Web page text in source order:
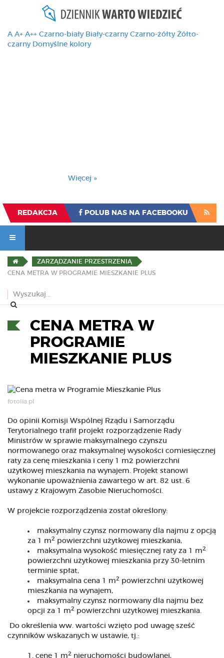
A A+ A++ Czarno-biały Biały-czarny Czarno-żółty Żółto-
czarny Domyślne kolory
Więcej »
REDAKCJA POLUB NAS NA FACEBOOKU
ZARZĄDZANIE PRZESTRZENIĄ
CENA METRA W PROGRAMIE MIESZKANIE PLUS
CENA METRA W
PROGRAMIE
MIESZKANIE PLUS
fotolia.pl
Do opinii Komisji Wspólnej Rządu i Samorządu
Terytorialnego trafił projekt rozporządzenie Rady
Ministrów w sprawie maksymalnego czynszu
normowanego oraz maksymalnej wysokości comiesięcznej
raty za cenę mieszkania i ceny 1 m2 powierzchni
użytkowej mieszkania na wynajem. Projekt stanowi
wykonanie upoważnienia zawartego w art. 82 ust. 6
ustawy z Krajowym Zasobie Nieruchomości.
W projekcie rozporządzenia został określony:
maksymalny czynsz normowany dla najmu z opcją
za 1 m2 powierzchni użytkowej mieszkania,
maksymalna wysokość miesięcznej raty za 1 m2
powierzchni użytkowej mieszkania przy 30-letnim
terminie spłat,
maksymalna cena 1 m2 powierzchni użytkowej
mieszkania na wynajem,
maksymalny czynsz normowany dla najmu bez
opcji za 1 m2 powierzchni użytkowej mieszkania.
Do określenia ww. wartości wzięto pod uwagę sześć
czynników wskazanych w ustawie, tj.:
cenę 1 m2 nieruchomości budowlanej,